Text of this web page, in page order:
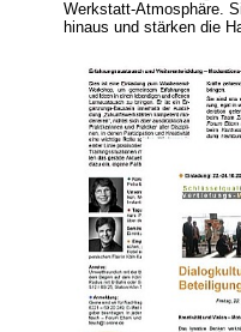
Werkstatt-Atmosphäre.
hinaus und stärken die